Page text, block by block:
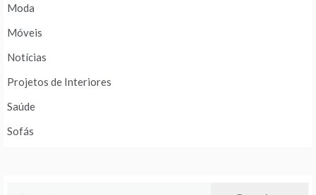
Moda
Móveis
Notícias
Projetos de Interiores
Saúde
Sofás